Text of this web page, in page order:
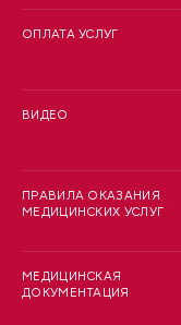
ОПЛАТА УСЛУГ
ВИДЕО
ПРАВИЛА ОКАЗАНИЯ
МЕДИЦИНСКИХ УСЛУГ
МЕДИЦИНСКАЯ
ДОКУМЕНТАЦИЯ